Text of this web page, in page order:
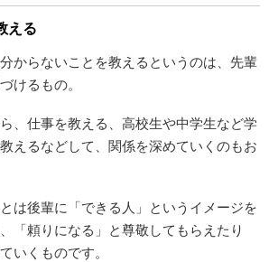
える
からないことを教えるというのは、先輩
けるもの。
、仕事を教える、高校生や中学生など学
えるなどして、関係を深めていくのもお
は後輩に「できる人」というイメージを
「頼りになる」と尊敬してもらえたり
いくものです。